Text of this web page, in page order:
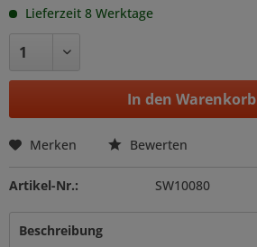
Lieferzeit 8 Werktage
In den Warenkorb
Merken Bewerten
Artikel-Nr.: SW10080
Beschreibung